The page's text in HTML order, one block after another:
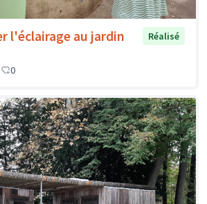
l'éclairage au jardin
Réalisé
0